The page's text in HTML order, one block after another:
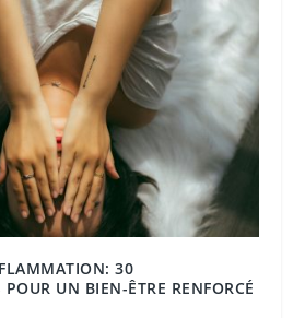
30
UN BIEN-ÊTRE RENFORCÉ